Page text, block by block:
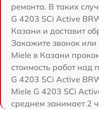
ремонта. В таких
G 4203 SCi Active
Казани и доставит
Закажите звонок
Miele в Казани
стоимость работ
G 4203 SCi Active
Miele G 4203 SCi
среднем занимает 2